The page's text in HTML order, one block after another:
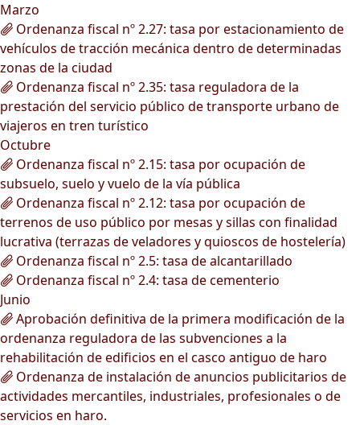
Marzo
Ordenanza fiscal nº 2.27: tasa por estacionamiento de
vehículos de tracción mecánica dentro de determinadas
zonas de la ciudad
Ordenanza fiscal nº 2.35: tasa reguladora de la
prestación del servicio público de transporte urbano de
viajeros en tren turístico
Octubre
Ordenanza fiscal nº 2.15: tasa por ocupación de
subsuelo, suelo y vuelo de la vía pública
Ordenanza fiscal nº 2.12: tasa por ocupación de
terrenos de uso público por mesas y sillas con finalidad
lucrativa (terrazas de veladores y quioscos de hostelería)
Ordenanza fiscal nº 2.5: tasa de alcantarillado
Ordenanza fiscal nº 2.4: tasa de cementerio
Junio
Aprobación definitiva de la primera modificación de la
ordenanza reguladora de las subvenciones a la
rehabilitación de edificios en el casco antiguo de haro
Ordenanza de instalación de anuncios publicitarios de
actividades mercantiles, industriales, profesionales o de
servicios en haro.